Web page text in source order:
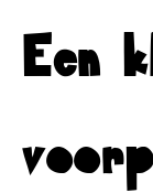
Een